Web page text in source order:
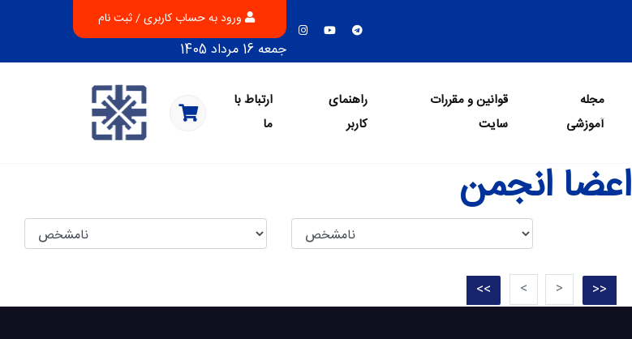
ورود به حساب کاربری / ثبت نام
جمعه 16 مرداد 1405
مجله
آموزشی
قوانین و مقررات
سایت
راهنمای
کاربر
ارتباط با
ما
اعضا انجمن
<< < > >>